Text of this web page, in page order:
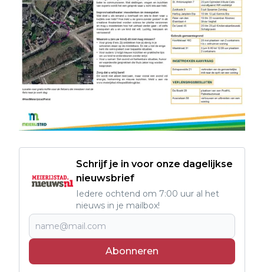
Schrijf je in voor onze dagelijkse
nieuwsbrief
Iedere ochtend om 7:00 uur al het
nieuws in je mailbox!
Abonneren